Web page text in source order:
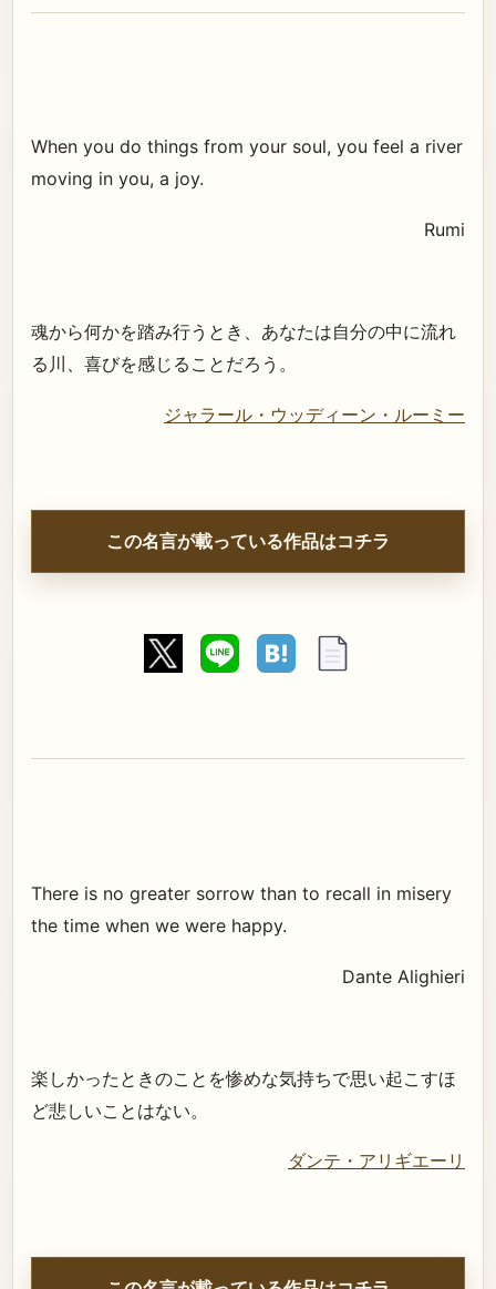
When you do things from your soul, you feel a river
moving in you, a joy.
Rumi
魂から何かを踏み行うとき、あなたは自分の中に流れ
る川、喜びを感じることだろう。
ジャラール・ウッディーン・ルーミー
この名言が載っている作品はコチラ
There is no greater sorrow than to recall in misery
the time when we were happy.
Dante Alighieri
楽しかったときのことを惨めな気持ちで思い起こすほ
ど悲しいことはない。
ダンテ・アリギエーリ